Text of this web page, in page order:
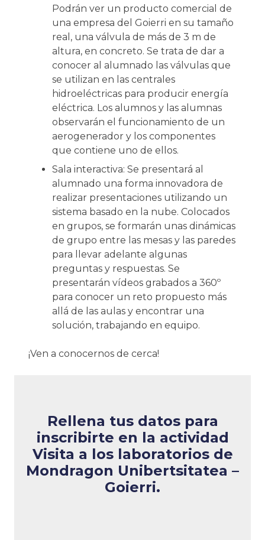
Podrán ver un producto comercial de
una empresa del Goierri en su tamaño
real, una válvula de más de 3 m de
altura, en concreto. Se trata de dar a
conocer al alumnado las válvulas que
se utilizan en las centrales
hidroeléctricas para producir energía
eléctrica. Los alumnos y las alumnas
observarán el funcionamiento de un
aerogenerador y los componentes
que contiene uno de ellos.
Sala interactiva: Se presentará al
alumnado una forma innovadora de
realizar presentaciones utilizando un
sistema basado en la nube. Colocados
en grupos, se formarán unas dinámicas
de grupo entre las mesas y las paredes
para llevar adelante algunas
preguntas y respuestas. Se
presentarán vídeos grabados a 360º
para conocer un reto propuesto más
allá de las aulas y encontrar una
solución, trabajando en equipo.
¡Ven a conocernos de cerca!
Rellena tus datos para
inscribirte en la actividad
Visita a los laboratorios de
Mondragon Unibertsitatea –
Goierri.